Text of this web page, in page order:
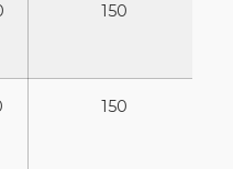
150
150